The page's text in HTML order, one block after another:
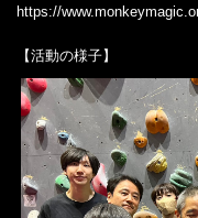
https://
【活動の様子】